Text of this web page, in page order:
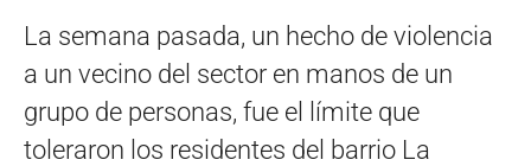
La semana pasada, un hecho de violencia
a un vecino del sector en manos de un
grupo de personas, fue el límite que
toleraron los residentes del barrio La